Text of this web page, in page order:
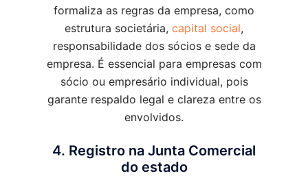
formaliza as regras da empresa, como
estrutura societária, capital social,
responsabilidade dos sócios e sede da
empresa. É essencial para empresas com
sócio ou empresário individual, pois
garante respaldo legal e clareza entre os
envolvidos.
4. Registro na Junta Comercial
do estado